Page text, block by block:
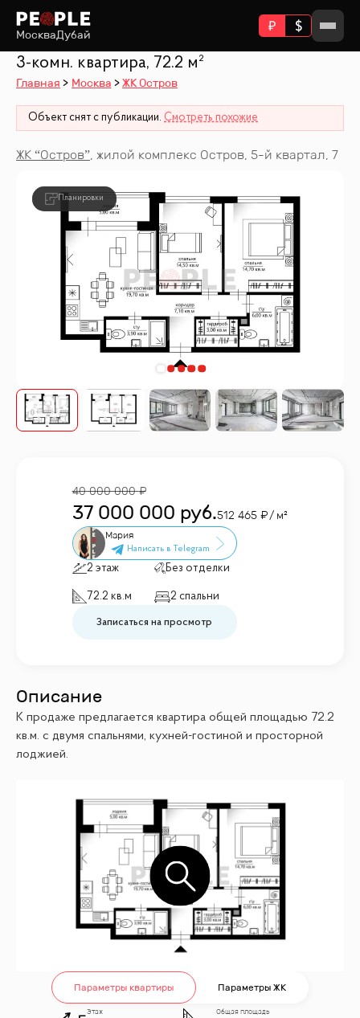
МоскваДубай
3-комн. квартира, 72.2 м²
Главная Москва ЖК Остров
Объект снят с публикации. Смотреть похожие
ЖК “Остров”, жилой комплекс Остров, 5-й квартал, 7
Планировки
40 000 000
37 000 000 руб.512 465 / м²
Мария
2 этаж Без отделки
72.2 кв.м 2 спальни
Записаться на просмотр
Описание
К продаже предлагается квартира общей площадью 72.2
кв.м. с двумя спальнями, кухней-гостиной и просторной
лоджией.
Параметры квартиры Параметры ЖК
Этаж Общая площадь